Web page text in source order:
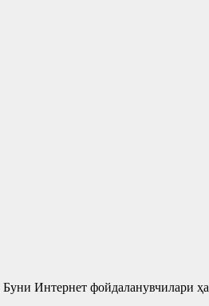
Интернет фойдаланувчилари